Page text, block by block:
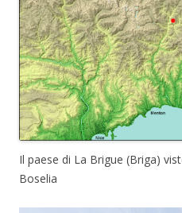
Il paese di La Brigue (Briga)
Boselia